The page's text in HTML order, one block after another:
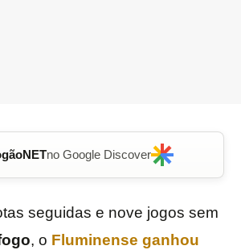
no Google Discover
seguidas e nove jogos sem
, o Fluminense ganhou